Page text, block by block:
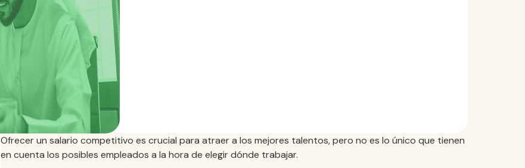
Ofrecer un salario competitivo es crucial para atraer a los mejores talentos, pero no es lo único que tienen
en cuenta los posibles empleados a la hora de elegir dónde trabajar.